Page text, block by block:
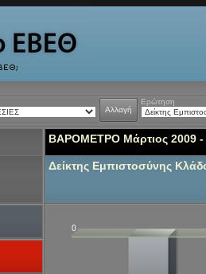
Αλλαγή
Ερώτηση
ΒΑΡΟΜΕΤΡΟ Μάρτιος 2009 -
Δείκτης Εμπιστοσύνης
0